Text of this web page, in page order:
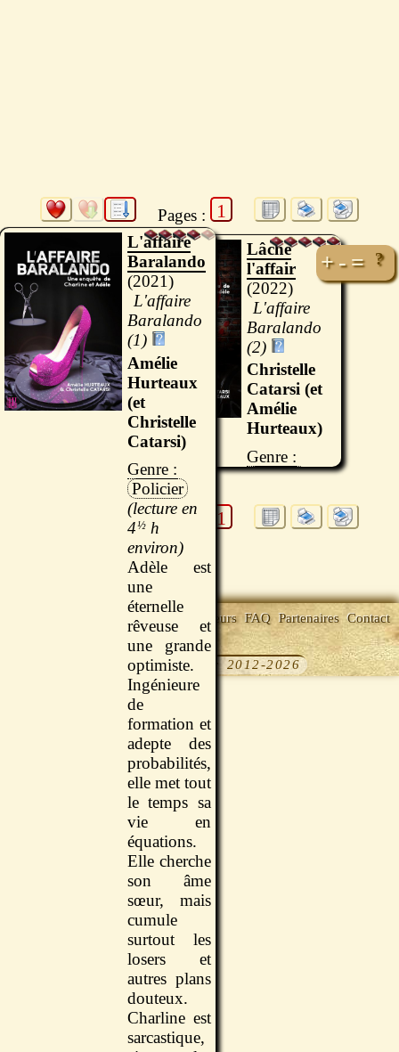
Pages : 1
L'affaire
Baralando
2021
L'affaire
Baralando
(1)
Amélie
Hurteaux
(et
Christelle
Catarsi)
Policier
4 ½h
Adèle est
une
éternelle
rêveuse et
une grande
optimiste.
Ingénieure
de
formation et
adepte des
probabilités,
elle met tout
le temps sa
vie en
équations.
Elle cherche
son âme
sœur, mais
cumule
surtout les
losers et
autres plans
douteux.
Charline est
sarcastique,
Lâche
l'affair
2022
L'affaire
Baralando
(2)
Christelle
Catarsi (et
Amélie
Hurteaux)
Policier
7 h
de « l’affaire
Baralando »,
Charline et
Adèle sont
appelées en
+ - =
Pages : 1
ebooks Gratuits Lecteurs FAQ Partenaires Contact
Dons
(c) NousLisons.fr 2012-2026